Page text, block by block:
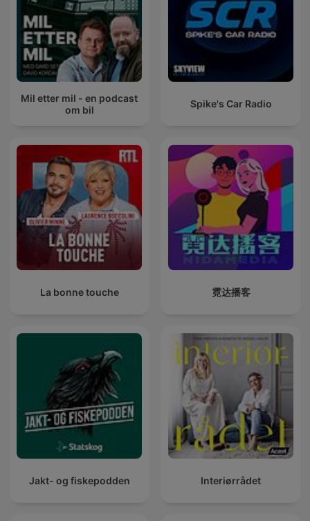
Mil etter mil - en podcast
om bil
Spike's Car Radio
La bonne touche 霓达播客
Jakt- og fiskepodden Interiørrådet